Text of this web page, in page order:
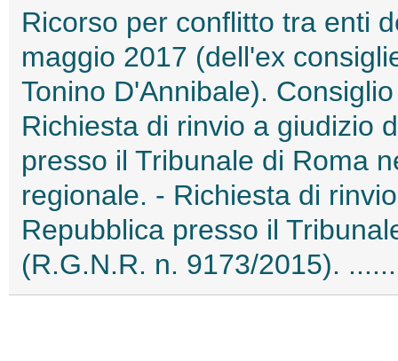
Ricorso per conflitto tra enti
maggio 2017 (dell'ex
Tonino D'Annibale).
Richiesta di rinvio a giudizio
presso il Tribunale di Roma
regionale. - Richiesta di
Repubblica presso il
(R.G.N.R. n. 9173/2015).